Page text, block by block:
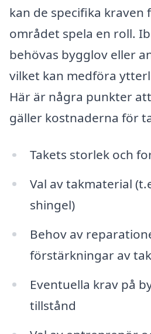
kan de specifika kraven
området spela en roll.
behövas bygglov eller
vilket kan medföra
Här är några punkter
gäller kostnaderna för
Takets storlek och
Val av takmaterial
shingel)
Behov av
förstärkningar av
Eventuella krav på
tillstånd